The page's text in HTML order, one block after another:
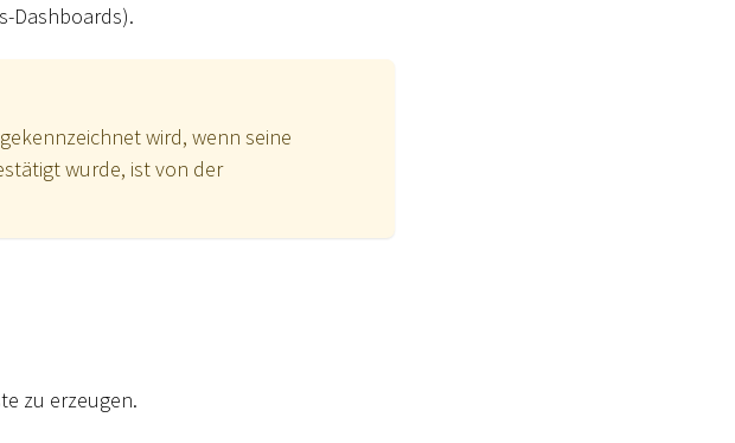
Dashboards).
wird, wenn seine
wurde, ist von der
zu erzeugen.